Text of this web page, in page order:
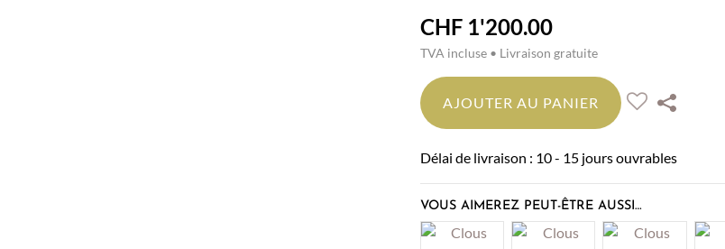
CHF1'200.00
TVA incluse • Livraison gratuite
AJOUTER AU PANIER
Délai de livraison : 10 - 15 jours ouvrables
VOUS AIMEREZ PEUT-ÊTRE AUSSI…